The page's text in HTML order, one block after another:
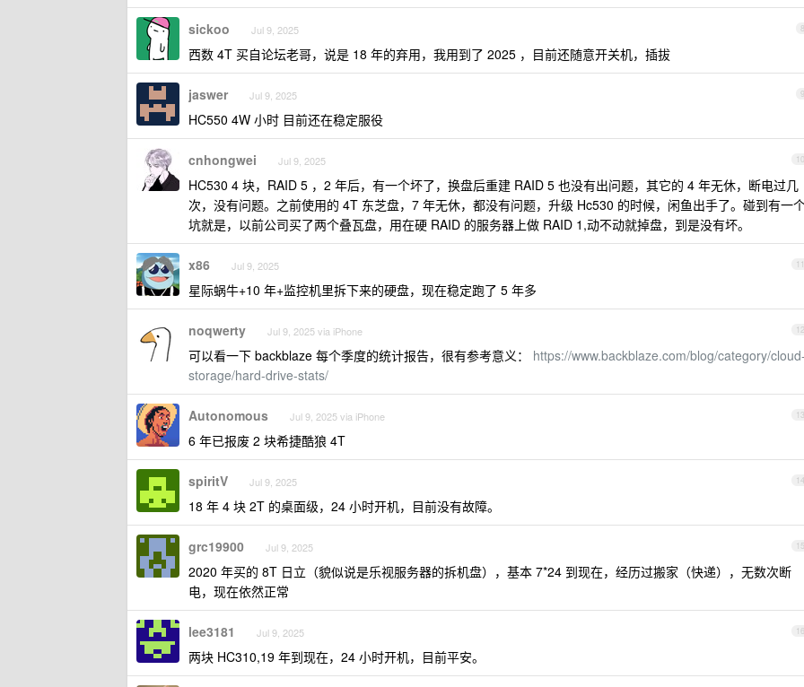
8
sickoo Jul 9, 2025
西数 4T 买自论坛老哥，说是 18 年的弃用，我用到了 2025 ，目前还随意开关机，插拔
9
jaswer Jul 9, 2025
HC550 4W 小时 目前还在稳定服役
10
cnhongwei Jul 9, 2025
HC530 4 块，RAID 5 ，2 年后，有一个坏了，换盘后重建 RAID 5 也没有出问题，其它的 4 年无休，断电过几
次，没有问题。之前使用的 4T 东芝盘，7 年无休，都没有问题，升级 Hc530 的时候，闲鱼出手了。碰到有一
坑就是，以前公司买了两个叠瓦盘，用在硬 RAID 的服务器上做 RAID 1,动不动就掉盘，到是没有坏。
11
x86 Jul 9, 2025
星际蜗牛+10 年+监控机里拆下来的硬盘，现在稳定跑了 5 年多
12
noqwerty Jul 9, 2025 via iPhone
可以看一下 backblaze 每个季度的统计报告，很有参考意义： https://www.backblaze.com/blog/category/cloud-
storage/hard-drive-stats/
13
Autonomous Jul 9, 2025 via iPhone
6 年已报废 2 块希捷酷狼 4T
14
spiritV Jul 9, 2025
18 年 4 块 2T 的桌面级，24 小时开机，目前没有故障。
15
grc19900 Jul 9, 2025
2020 年买的 8T 日立（貌似说是乐视服务器的拆机盘），基本 7*24 到现在，经历过搬家（快递），无数次断
电，现在依然正常
16
lee3181 Jul 9, 2025
两块 HC310,19 年到现在，24 小时开机，目前平安。